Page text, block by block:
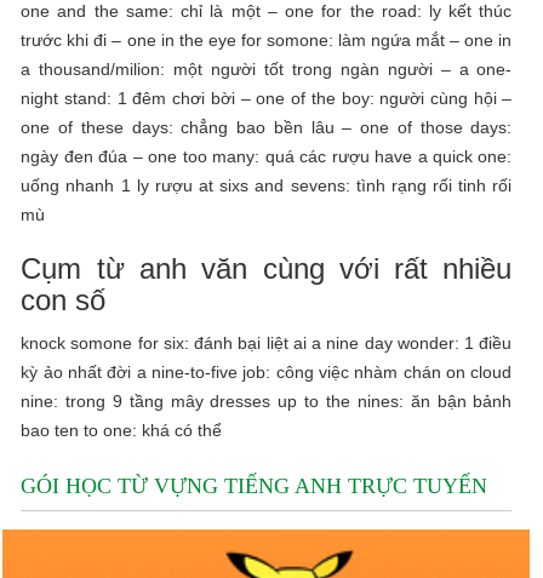
one and the same: chỉ là một – one for the road: ly kết thúc
trước khi đi – one in the eye for somone: làm ngứa mắt – one in
a thousand/milion: một người tốt trong ngàn người – a one-
night stand: 1 đêm chơi bời – one of the boy: người cùng hội –
one of these days: chẳng bao bền lâu – one of those days:
ngày đen đúa – one too many: quá các rượu have a quick one:
uống nhanh 1 ly rượu at sixs and sevens: tình rạng rối tinh rối
mù
Cụm từ anh văn cùng với rất nhiều
con số
knock somone for six: đánh bại liệt ai a nine day wonder: 1 điều
kỳ ảo nhất đời a nine-to-five job: công việc nhàm chán on cloud
nine: trong 9 tầng mây dresses up to the nines: ăn bận bảnh
bao ten to one: khá có thể
GÓI HỌC TỪ VỰNG TIẾNG ANH TRỰC TUYẾN